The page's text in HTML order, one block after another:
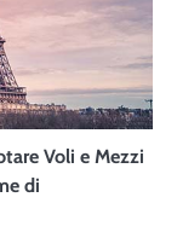
Voli e Mezzi
di